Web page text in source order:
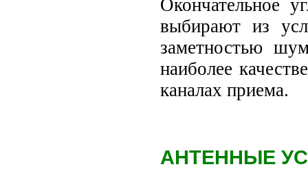
Окончательное
выбирают из
заметностью
наиболее
каналах приема.
АНТЕННЫЕ